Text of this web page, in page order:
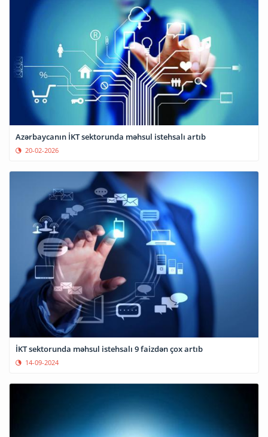
Azərbaycanın İKT sektorunda məhsul istehsalı artıb
20-02-2026
İKT sektorunda məhsul istehsalı 9 faizdən çox artıb
14-09-2024